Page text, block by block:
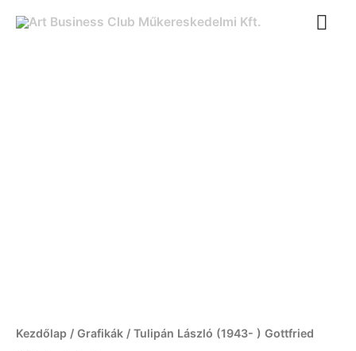
Kezdőlap / Grafikák / Tulipán László (1943- ) Gottfried